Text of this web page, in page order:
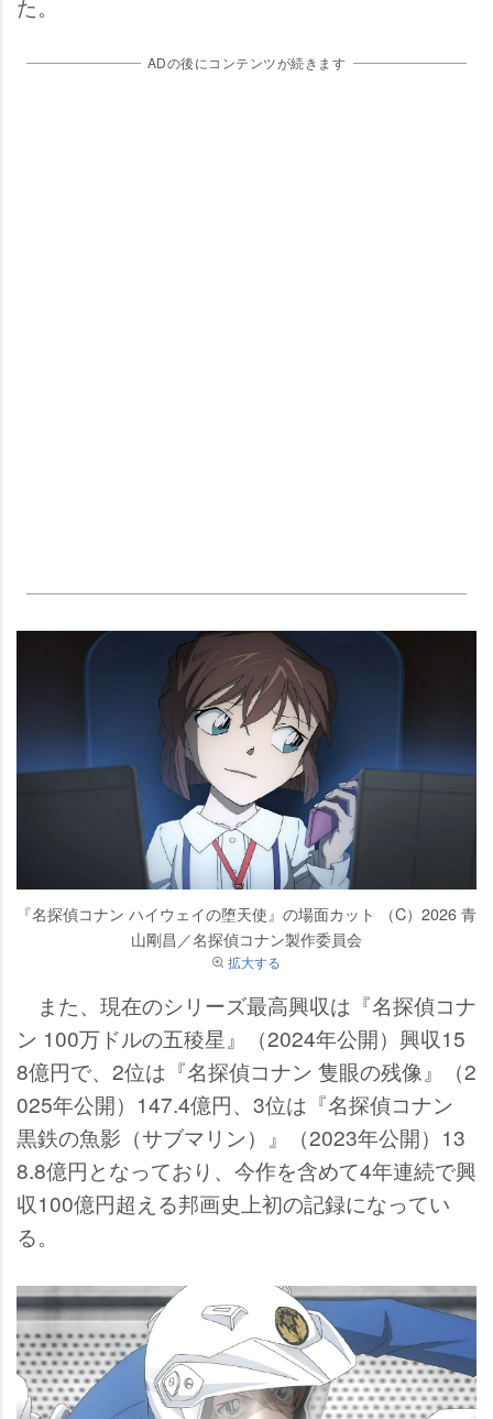
た。
ADの後にコンテンツが続きます
『名探偵コナン ハイウェイの堕天使』の場面カット （C）2026 青
山剛昌／名探偵コナン製作委員会
拡大する
また、現在のシリーズ最高興収は『名探偵コナ
ン 100万ドルの五稜星』（2024年公開）興収15
8億円で、2位は『名探偵コナン 隻眼の残像』（2
025年公開）147.4億円、3位は『名探偵コナン
黒鉄の魚影（サブマリン）』（2023年公開）13
8.8億円となっており、今作を含めて4年連続で興
収100億円超える邦画史上初の記録になってい
る。